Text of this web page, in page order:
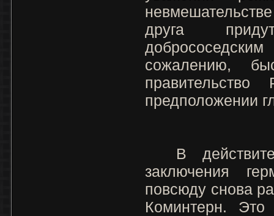
друга
сожалению,
предположении
В
заключения
повсюду снова
Коминтерн. Это